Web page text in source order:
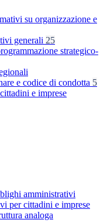
su organizzazione e
generali 25
strategico-
e codice di condotta 5
e imprese
amministrativi
per cittadini e imprese
analoga